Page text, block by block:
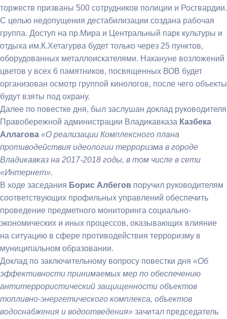
торжеств призваны 500 сотрудников полиции и Росгвардии.
С целью недопущения дестабилизации создана рабочая
группа. Доступ на пр.Мира и Центральный парк культуры и
отдыха им.К.Хетагурва будет только через 25 пунктов,
оборудованных металлоискателями. Накануне возложений
цветов у всех 6 памятников, посвященных ВОВ будет
организован осмотр группой кинологов, после чего объекты
будут взяты под охрану.
Далее по повестке дня, был заслушан доклад руководителя
Правобережной администрации Владикавказа Казбека
Аллагова «О реализации Комплексного плана
противодействия идеологии терроризма в городе
Владикавказ на 2017-2018 годы, в том числе в сети
«Интернет».
В ходе заседания Борис Албегов поручил руководителям
соответствующих профильных управлений обеспечить
проведение предметного мониторинга социально-
экономических и иных процессов, оказывающих влияние
на ситуацию в сфере противодействия терроризму в
муниципальном образовании.
Доклад по заключительному вопросу повестки дня «Об
эффективности принимаемых мер по обеспечению
антитеррористический защищенности объектов
топливно-энергетического комплекса, объектов
водоснабжения и водоотведения» зачитал председатель